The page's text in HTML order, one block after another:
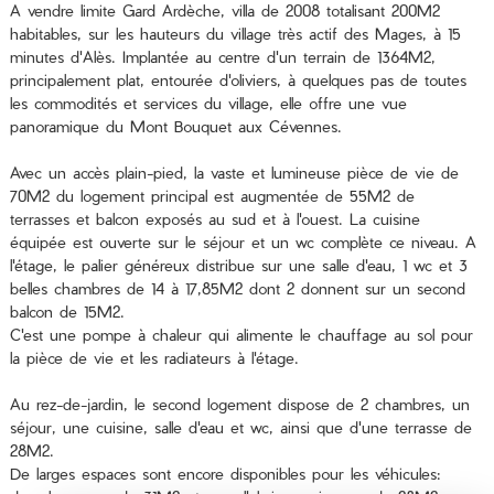
A vendre limite Gard Ardèche, villa de 2008 totalisant 200M2
habitables, sur les hauteurs du village très actif des Mages, à 15
minutes d'Alès. Implantée au centre d'un terrain de 1364M2,
principalement plat, entourée d'oliviers, à quelques pas de toutes
les commodités et services du village, elle offre une vue
panoramique du Mont Bouquet aux Cévennes.
Avec un accès plain-pied, la vaste et lumineuse pièce de vie de
70M2 du logement principal est augmentée de 55M2 de
terrasses et balcon exposés au sud et à l'ouest. La cuisine
équipée est ouverte sur le séjour et un wc complète ce niveau. A
l'étage, le palier généreux distribue sur une salle d'eau, 1 wc et 3
belles chambres de 14 à 17,85M2 dont 2 donnent sur un second
balcon de 15M2.
C'est une pompe à chaleur qui alimente le chauffage au sol pour
la pièce de vie et les radiateurs à l'étage.
Au rez-de-jardin, le second logement dispose de 2 chambres, un
séjour, une cuisine, salle d'eau et wc, ainsi que d'une terrasse de
28M2.
De larges espaces sont encore disponibles pour les véhicules: